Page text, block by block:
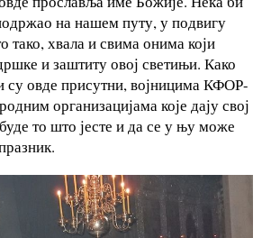
на нашем путу, у подвигу
тако, хвала и свима онима који
и заштиту овој светињи. Како
су овде присутни, војницима КФОР-
организацијама које дају свој
то што јесте и да се у њу може